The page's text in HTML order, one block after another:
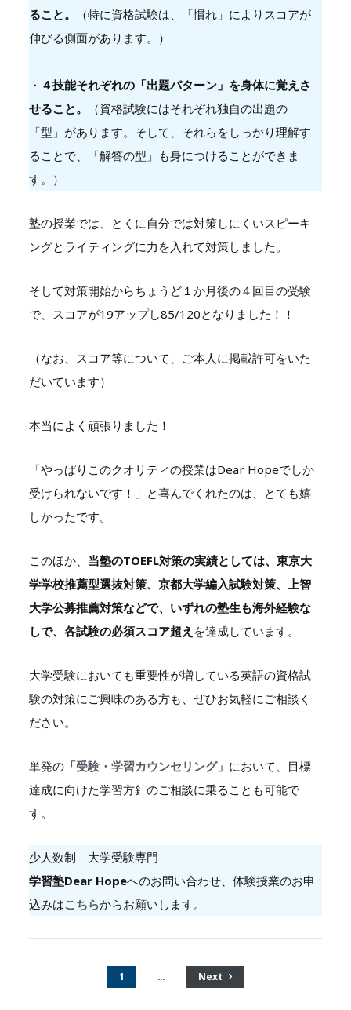
ること。
（特に資格試験は、「慣れ」によりスコアが
伸びる側面があります。）
・ ４技能それぞれの「出題パターン」を身体に覚えさ
せること。
（資格試験にはそれぞれ独自の出題の
「型」があります。そして、それらをしっかり理解す
ることで、「解答の型」も身につけることができま
す。）
塾の授業では、とくに自分では対策しにくいスピーキ
ングとライティングに力を入れて対策しました。
そして対策開始からちょうど１か月後の４回目の受験
で、スコアが19アップし85/120となりました！！
（なお、スコア等について、ご本人に掲載許可をいた
だいています）
本当によく頑張りました！
「やっぱりこのクオリティの授業はDear Hopeでしか
受けられないです！」と喜んでくれたのは、とても嬉
しかったです。
このほか、 当塾のTOEFL対策の実績としては、東京大
学学校推薦型選抜対策、京都大学編入試験対策、上智
大学公募推薦対策などで、いずれの塾生も海外経験な
しで、各試験の必須スコア超え を達成しています。
大学受験においても重要性が増している英語の資格試
験の対策にご興味のある方も、ぜひお気軽にご相談く
ださい。
単発の「受験・学習カウンセリング」 において、目標
達成に向けた学習方針のご相談に乗ることも可能で
す。
少人数制 大学受験専門
学習塾Dear Hopeへのお問い合わせ、体験授業のお申
込みはこちらからお願いします。
1 … Next